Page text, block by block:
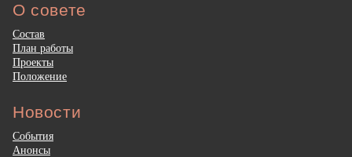
О совете
Состав
План работы
Проекты
Положение
Новости
События
Анонсы